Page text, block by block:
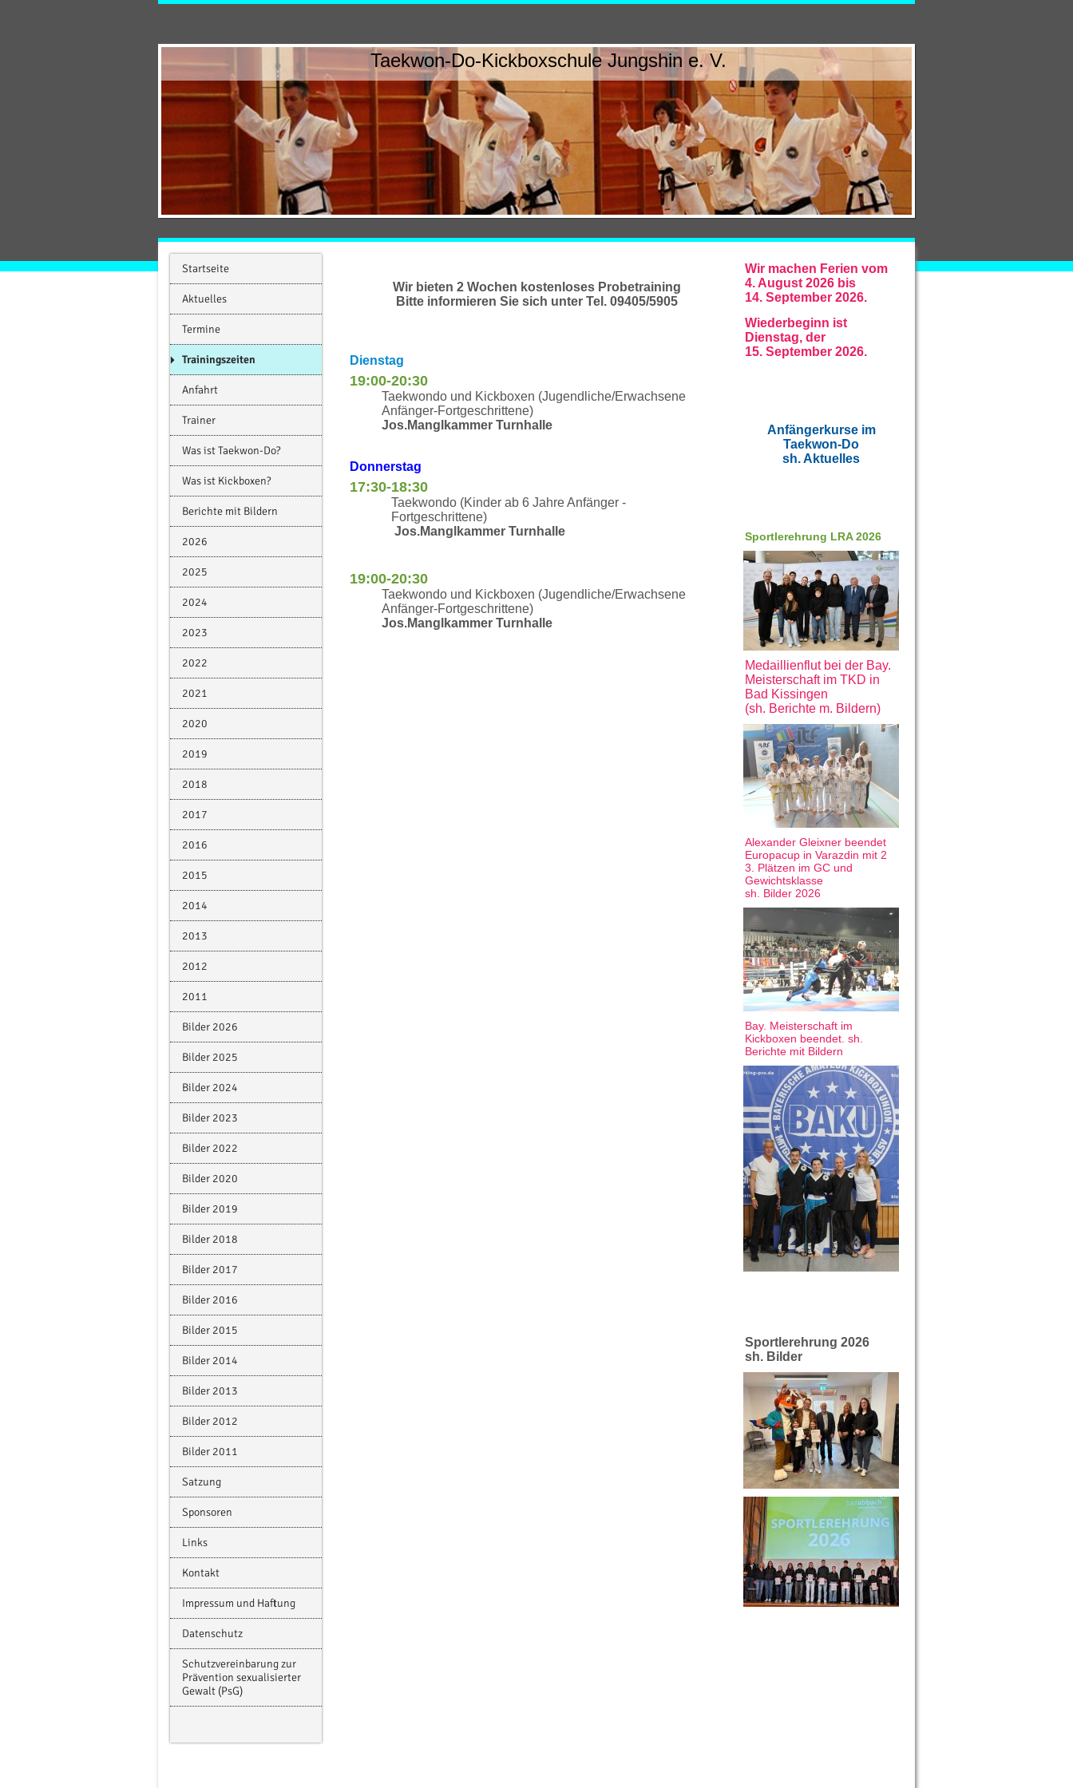
Taekwon-Do-Kickboxschule Jungshin e. V.
Startseite
Aktuelles
Termine
Trainingszeiten
Anfahrt
Trainer
Was ist Taekwon-Do?
Was ist Kickboxen?
Berichte mit Bildern
2026
2025
2024
2023
2022
2021
2020
2019
2018
2017
2016
2015
2014
2013
2012
2011
Bilder 2026
Bilder 2025
Bilder 2024
Bilder 2023
Bilder 2022
Bilder 2020
Bilder 2019
Bilder 2018
Bilder 2017
Bilder 2016
Bilder 2015
Bilder 2014
Bilder 2013
Bilder 2012
Bilder 2011
Satzung
Sponsoren
Links
Kontakt
Impressum und Haftung
Datenschutz
Schutzvereinbarung zur
Prävention sexualisierter
Gewalt (PsG)
Wir bieten 2 Wochen kostenloses Probetraining
Bitte informieren Sie sich unter Tel. 09405/5905
Dienstag
19:00-20:30
Taekwondo und Kickboxen (Jugendliche/Erwachsene
Anfänger-Fortgeschrittene)
Jos.Manglkammer Turnhalle
Donnerstag
17:30-18:30
Taekwondo (Kinder ab 6 Jahre Anfänger -
Fortgeschrittene)
Jos.Manglkammer Turnhalle
19:00-20:30
Taekwondo und Kickboxen (Jugendliche/Erwachsene
Anfänger-Fortgeschrittene)
Jos.Manglkammer Turnhalle
Wir machen Ferien vom
4. August 2026 bis
14. September 2026.
Wiederbeginn ist
Dienstag, der
15. September 2026.
Anfängerkurse im
Taekwon-Do
sh. Aktuelles
Sportlerehrung LRA 2026
Medaillienflut bei der Bay.
Meisterschaft im TKD in
Bad Kissingen
(sh. Berichte m. Bildern)
Alexander Gleixner beendet
Europacup in Varazdin mit 2
3. Plätzen im GC und
Gewichtsklasse
sh. Bilder 2026
Bay. Meisterschaft im
Kickboxen beendet. sh.
Berichte mit Bildern
Sportlerehrung 2026
sh. Bilder